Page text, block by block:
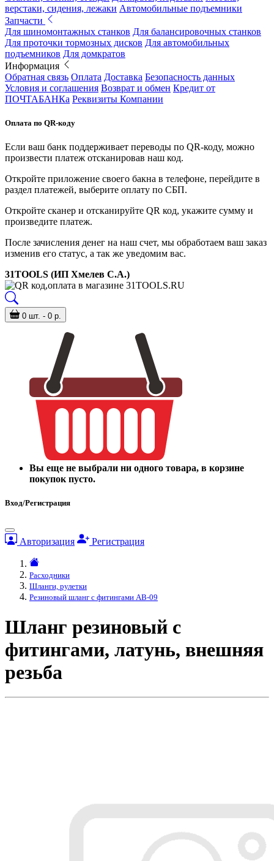
верстаки, сидения, лежаки Автомобильные подъемники
Запчасти
Для шиномонтажных станков Для балансировочных станков
Для проточки тормозных дисков Для автомобильных
подъемников Для домкратов
Информация
Обратная связь Оплата Доставка Безопасность данных
Условия и соглашения Возврат и обмен Кредит от
ПОЧТАБАНКа Реквизиты Компании
Оплата по QR-коду
Если ваш банк поддерживает переводы по QR-коду, можно
произвести платеж отсканировав наш код.
Откройте приложение своего бакна в телефоне, перейдите в
раздел платежей, выберите оплату по СБП.
Откройте сканер и отсканируйте QR код, укажите сумму и
произведите платеж.
После зачисления денег на наш счет, мы обработаем ваш заказ
изменив его статус, а так же уведомим вас.
31TOOLS (ИП Хмелев С.А.)
0 шт. - 0 р.
Вы еще не выбрали ни одного товара, в корзине
покупок пусто.
Вход/Регистрация
Авторизация Регистрация
Расходники
Шланги, рулетки
Резиновый шланг с фитингами AB-09
Шланг резиновый с
фитингами, латунь, внешняя
резьба